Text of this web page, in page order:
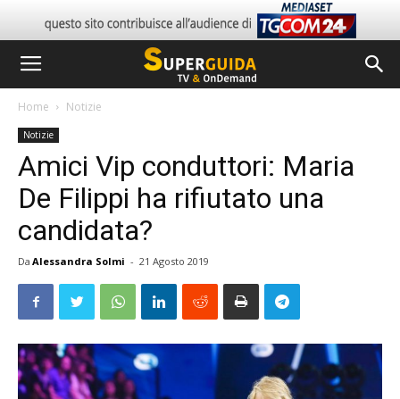
Home Notizie
Notizie
Amici Vip conduttori: Maria
De Filippi ha rifiutato una
candidata?
Da Alessandra Solmi - 21 Agosto 2019